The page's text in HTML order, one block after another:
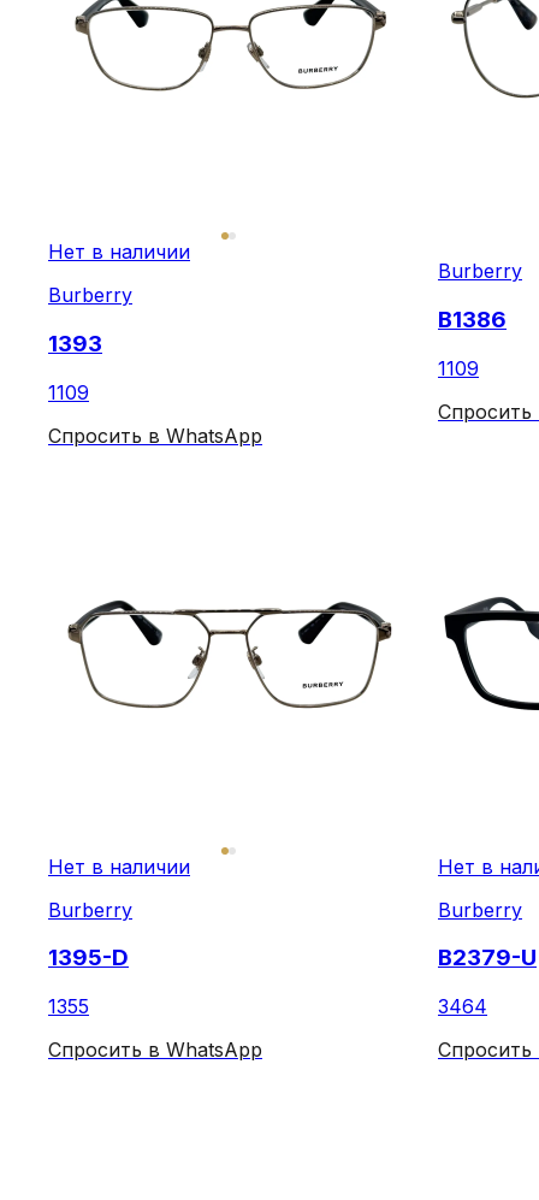
Нет в наличии
Burberry
1393
1109
Спросить в WhatsApp
Burberry
B1386
1109
Спросить
Нет в наличии
Burberry
1395-D
1355
Спросить в WhatsApp
Нет в
Burberry
B2379-U
3464
Спросить